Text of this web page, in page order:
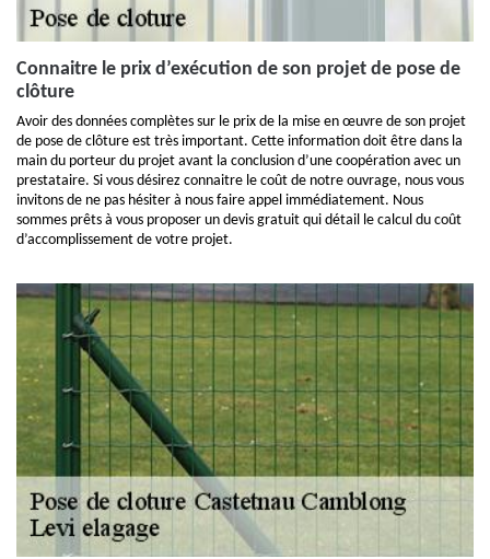
Connaitre le prix d’exécution de son projet de pose de
clôture
Avoir des données complètes sur le prix de la mise en œuvre de son projet
de pose de clôture est très important. Cette information doit être dans la
main du porteur du projet avant la conclusion d’une coopération avec un
prestataire. Si vous désirez connaitre le coût de notre ouvrage, nous vous
invitons de ne pas hésiter à nous faire appel immédiatement. Nous
sommes prêts à vous proposer un devis gratuit qui détail le calcul du coût
d’accomplissement de votre projet.